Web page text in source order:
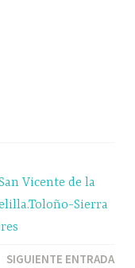
Vicente de la
Sierra
SIGUIENTE ENTRADA